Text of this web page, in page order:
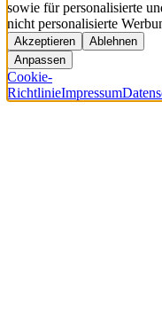
sowie für personalisierte
nicht personalisierte
Akzeptieren
Ablehnen
Anpassen
Cookie-
RichtlinieImpressum